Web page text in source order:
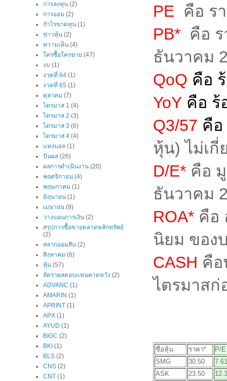
PE คือ ร
PB* คือ
ธันวาคม
QoQ คือ
YoY คือ ร้
Q3/57 คือ
หุ้น) ไม่เ
D/E* คือ
ธันวาคม
ROA* คือ
นิยม ของ
CASH คือ
ไตรมาส
ชื่อหุ้น ราคา*
P/E
SMG
30.50
7.61
ASK
23.50
การลงทุน (2)
การออม (2)
กำไรขาดทุน (1)
ข่าวหุ้น (2)
ความเห็น (4)
ใครซื้อใครขาย (47)
งบ (1)
งวดที่ 64 (1)
งวดที่ 65 (1)
ตุลาคม (7)
ไตรมาส 1 (4)
ไตรมาส 2 (3)
ไตรมาส 3 (6)
ไตรมาส 4 (4)
แทงบอล (1)
ปันผล (26)
ผลการดำเนินงาน (20)
พฤศจิกายน (4)
พฤษภาคม (1)
มิถุนายน (1)
เมษายน (9)
วางแผนการเงิน (2)
สรุปการซื้อขายตลาดหลักทรัพย์
(2)
สลากออมสิน (2)
สิงหาคม (6)
หุ้น (57)
อัตราผลตอบแทนคาดหวัง (2)
ADVANC (1)
AMARIN (1)
APRINT (1)
APX (1)
AYUD (1)
BIGC (2)
BKI (1)
BLS (2)
CNS (2)
CNT (1)